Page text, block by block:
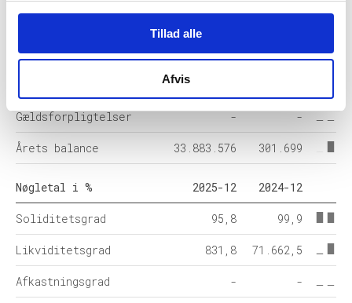
Tillad alle
Afvis
Egenkapital 32.466.239 301.278
Gældsforpligtelser - -
Årets balance 33.883.576 301.699
Nøgletal i % 2025-12 2024-12
Soliditetsgrad 95,8 99,9
Likviditetsgrad 831,8 71.662,5
Afkastningsgrad - -